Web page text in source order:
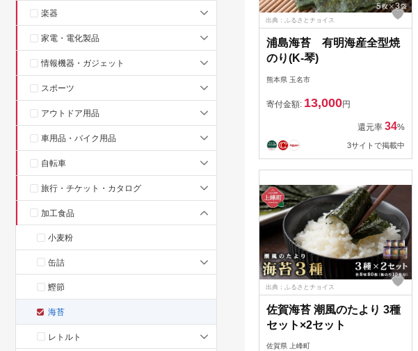
楽器
家電・電化製品
情報機器・ガジェット
スポーツ
アウトドア用品
車用品・バイク用品
自転車
旅行・チケット・カタログ
加工食品
小麦粉
缶詰
鰹節
海苔
レトルト
出典：ふるさとチョイス
浦島海苔 有明海産全型焼
のり(K-琴)
熊本県 玉名市
寄付金額: 13,000円
還元率34%
3サイトで掲載中
出典：ふるさとチョイス
佐賀海苔 潮風のたより 3種
セット×2セット
佐賀県 上峰町